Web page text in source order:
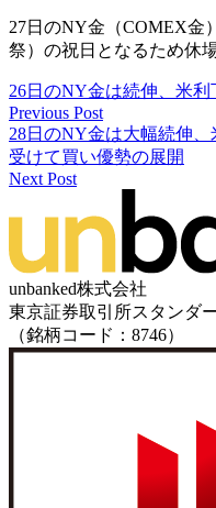
27日のNY金（COMEX金
祭）の祝日となるため休
26日のNY金は続伸、米
Previous Post
28日のNY金は大幅続伸
受けて買い優勢の展開
Next Post
unbanked株式会社
東京証券取引所スタンダ
（銘柄コード：8746）